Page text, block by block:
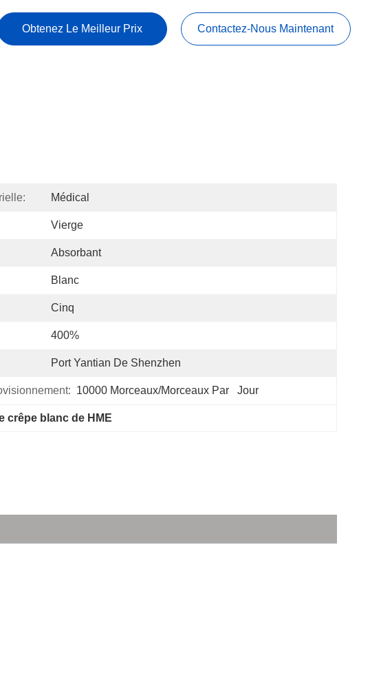
Obtenez Le Meilleur Prix Contactez-Nous Maintenant
Médical
Vierge
Absorbant
Blanc
Cinq
400%
Port Yantian De Shenzhen
10000 Morceaux/morceaux Par   Jour
crêpe blanc de HME